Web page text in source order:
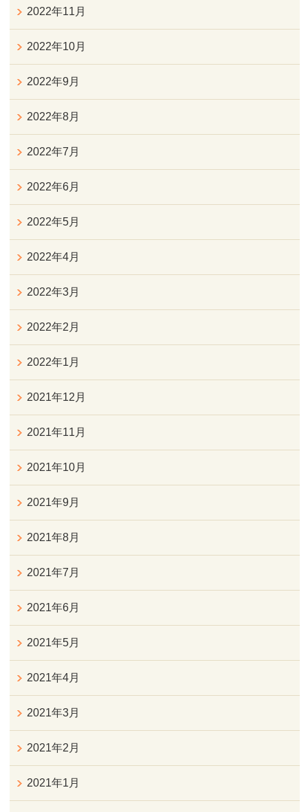
2022年11月
2022年10月
2022年9月
2022年8月
2022年7月
2022年6月
2022年5月
2022年4月
2022年3月
2022年2月
2022年1月
2021年12月
2021年11月
2021年10月
2021年9月
2021年8月
2021年7月
2021年6月
2021年5月
2021年4月
2021年3月
2021年2月
2021年1月